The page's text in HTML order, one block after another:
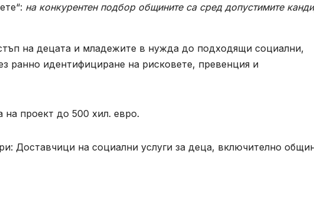
на конкурентен подбор общините са сред допустимите
на децата и младежите в нужда до подходящи социални,
ранно идентифициране на рисковете, превенция и
проект до 500 хил. евро.
Доставчици на социални услуги за деца, включително